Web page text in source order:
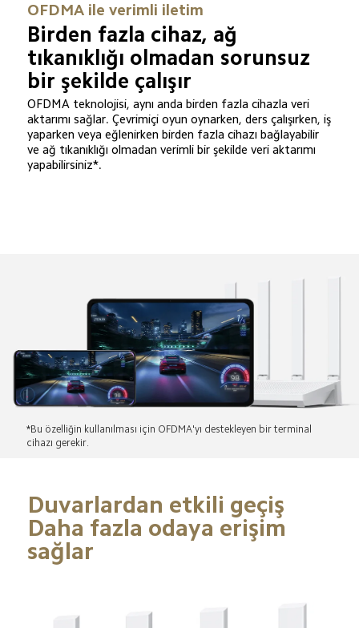
OFDMA ile verimli iletim
Birden fazla cihaz, ağ
tıkanıklığı olmadan sorunsuz
bir şekilde çalışır
OFDMA teknolojisi, aynı anda birden fazla cihazla veri
aktarımı sağlar. Çevrimiçi oyun oynarken, ders çalışırken, iş
yaparken veya eğlenirken birden fazla cihazı bağlayabilir
ve ağ tıkanıklığı olmadan verimli bir şekilde veri aktarımı
yapabilirsiniz*.
*Bu özelliğin kullanılması için OFDMA'yı destekleyen bir terminal
cihazı gerekir.
Duvarlardan etkili geçiş
Daha fazla odaya erişim
sağlar